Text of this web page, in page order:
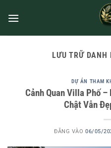
LƯU TRỮ DANH
DỰ ÁN THAM
Cảnh Quan Villa Phố
Chật Vẫn
ĐĂNG VÀO 06/05/